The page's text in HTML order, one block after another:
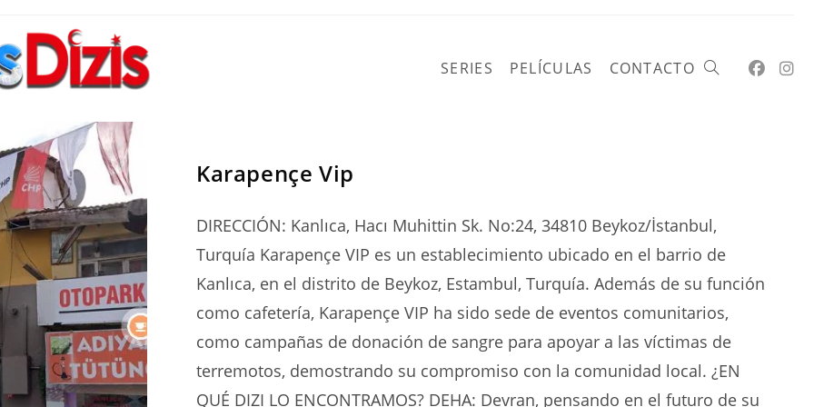
SERIES PELÍCULAS CONTACTO Alternar
de
la
Karapençe Vip
DIRECCIÓN: Kanlıca, Hacı Muhittin Sk. No:24, 34810 Beykoz/İstanbul,
Turquía Karapençe VIP es un establecimiento ubicado en el barrio de
Kanlıca, en el distrito de Beykoz, Estambul, Turquía. Además de su función
como cafetería, Karapençe VIP ha sido sede de eventos comunitarios,
como campañas de donación de sangre para apoyar a las víctimas de
terremotos, demostrando su compromiso con la comunidad local. ¿EN
QUÉ DIZI LO ENCONTRAMOS? DEHA: Devran, pensando en el futuro de su